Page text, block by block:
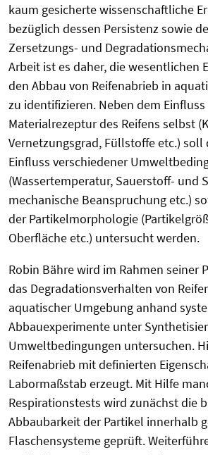
kaum gesicherte wissenschaftliche
bezüglich dessen Persistenz sowie
Zersetzungs- und
Arbeit ist es daher, die wesentlichen
den Abbau von Reifenabrieb in
zu identifizieren. Neben dem
Materialrezeptur des Reifens selbst
Vernetzungsgrad, Füllstoffe etc.) soll
Einfluss verschiedener
(Wassertemperatur, Sauerstoff- und
mechanische Beanspruchung etc.)
der Partikelmorphologie
Oberfläche etc.) untersucht werden.
Robin Bähre wird im Rahmen seiner
das Degradationsverhalten von
aquatischer Umgebung anhand
Abbauexperimente unter
Umweltbedingungen untersuchen.
Reifenabrieb mit definierten
Labormaßstab erzeugt. Mit Hilfe
Respirationstests wird zunächst die
Abbaubarkeit der Partikel innerhalb
Flaschensysteme geprüft.